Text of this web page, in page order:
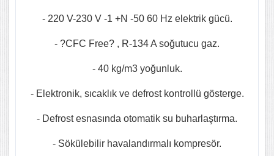
- 220 V-230 V -1 +N -50 60 Hz elektrik gücü.
- ?CFC Free? , R-134 A soğutucu gaz.
- 40 kg/m3 yoğunluk.
- Elektronik, sıcaklık ve defrost kontrollü gösterge.
- Defrost esnasında otomatik su buharlaştırma.
- Sökülebilir havalandırmalı kompresör.